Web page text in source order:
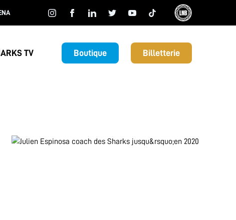
TV Boutique Billetterie